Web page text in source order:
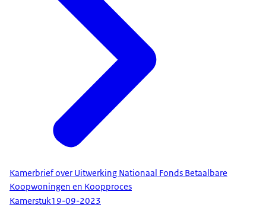
Kamerbrief over Uitwerking Nationaal Fonds Betaalbare
Koopwoningen en Koopproces
Kamerstuk19-09-2023